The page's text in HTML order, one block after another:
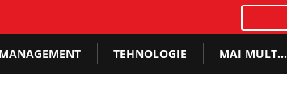
MANAGEMENT TEHNOLOGIE MAI MULT…